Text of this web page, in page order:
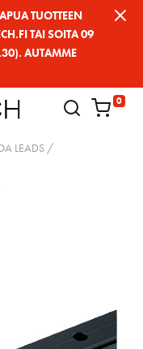
TUOTTEEN
TAI SOITA 09
AUTAMME
0
LEADS /